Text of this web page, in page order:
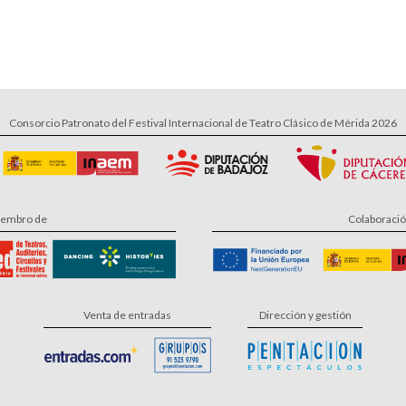
Consorcio Patronato del Festival Internacional de Teatro Clásico de Mérida 2026
de
Venta de entradas Dirección y gestión